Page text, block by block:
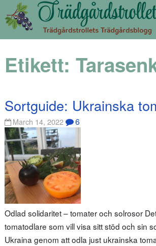
Etikett:
Sortguide: Ukrainska
March 14, 2022 6
Odlad solidaritet – tomater och solrosor
tomatodlare som vill visa sitt stöd och sin
Ukraina genom att odla just ukrainska